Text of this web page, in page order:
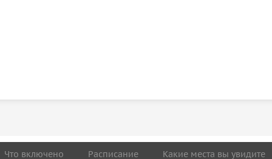
Что включено Расписание Какие места вы увидите